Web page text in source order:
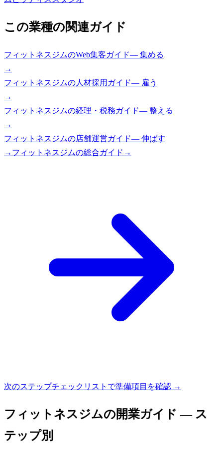
この業種の関連ガイド
フィットネスジムのWeb集客ガイド— 集める
→
フィットネスジムの人材採用ガイド— 雇う
→
フィットネスジムの経理・税務ガイド— 整える
→
フィットネスジムの店舗運営ガイド— 伸ばす
→ フィットネスジムの総合ガイド →
次のステップチェックリストで準備項目を確認 →
フィットネスジムの開業ガイド — ス
テップ別